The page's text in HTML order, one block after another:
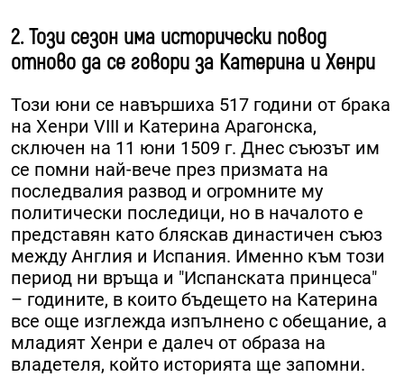
2. Този сезон има исторически повод
отново да се говори за Катерина и Хенри
Този юни се навършиха 517 години от брака
на Хенри VIII и Катерина Арагонска,
сключен на 11 юни 1509 г. Днес съюзът им
се помни най-вече през призмата на
последвалия развод и огромните му
политически последици, но в началото е
представян като бляскав династичен съюз
между Англия и Испания. Именно към този
период ни връща и "Испанската принцеса"
– годините, в които бъдещето на Катерина
все още изглежда изпълнено с обещание, а
младият Хенри е далеч от образа на
владетеля, който историята ще запомни.